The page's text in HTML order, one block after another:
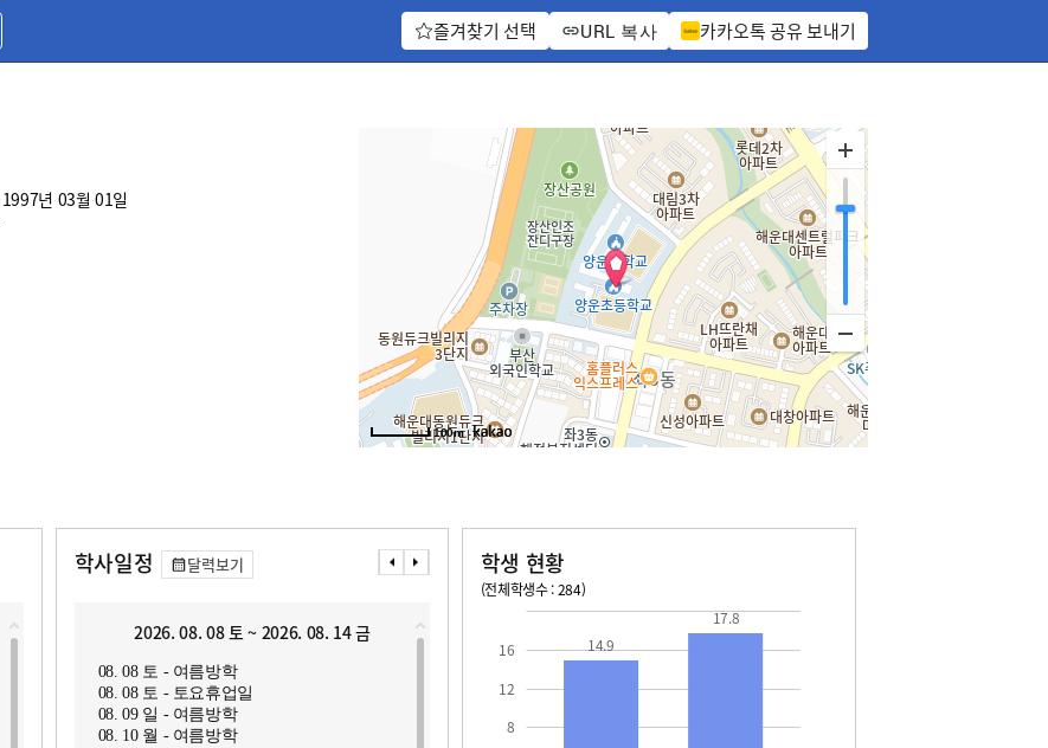
즐겨찾기 선택 URL 복사 카카오톡 공유 보내기
1997년 03월 01일
100m
학사일정 달력보기
2026. 08. 08 토 ~ 2026. 08. 14 금
08. 08 토 - 여름방학
08. 08 토 - 토요휴업일
08. 09 일 - 여름방학
08. 10 월 - 여름방학
2026. 08. 15 토 ~ 2026. 08. 21 금
08. 15 토 - 광복절
08. 17 월 - 여름방학
학생 현황
(전체학생수 : 284)
8
12
16 14.9
17.8